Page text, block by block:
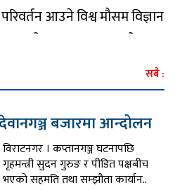
आउने विश्व मौसम विज्ञान
छ । अगस्ट र अक्टोबर
महत्त्वपूर्ण परिवर्तन आउनेछ ।
सामान्य भन्दा बढी तापक्रम हुने
..
सबै :
बजारमा आन्दोलन
विराटनगर । कप्तानगञ्ज घटनापछि
गृहमन्त्री सुदन गुरुङ र पीडित पक्षबीच
भएको सहमति तथा सम्झौता कार्यान..